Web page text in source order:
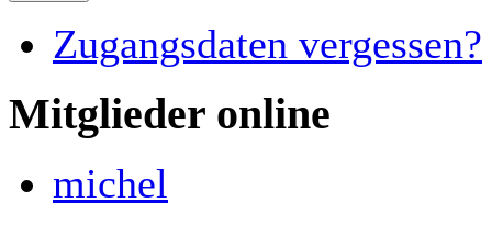
Zugangsdaten vergessen?
Mitglieder online
michel